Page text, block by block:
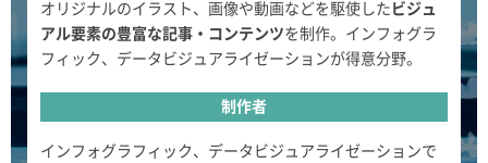
オリジナルのイラスト、画像や動画などを駆使したビジュ
アル要素の豊富な記事・コンテンツを制作。インフォグラ
フィック、データビジュアライゼーションが得意分野。
制作者
インフォグラフィック、データビジュアライゼーションで